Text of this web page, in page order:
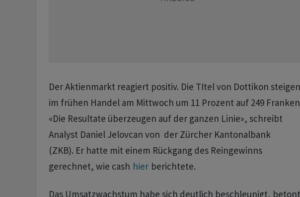
Der Aktienmarkt reagiert positiv. Die TItel von Dottikon steigen
im frühen Handel am Mittwoch um 11 Prozent auf 249
«Die Resultate überzeugen auf der ganzen Linie», schreibt
Analyst Daniel Jelovcan von der Zürcher Kantonalbank
(ZKB). Er hatte mit einem Rückgang des Reingewinns
gerechnet, wie cash hier berichtete.
Das Umsatzwachstum habe sich deutlich beschleunigt, betont